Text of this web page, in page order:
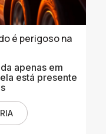
é perigoso na
apenas em
está presente